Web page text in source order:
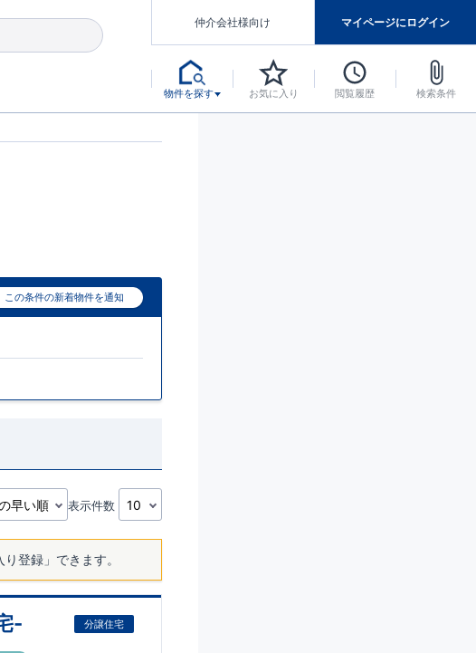
仲介会社様向け マイページにログイン
物件を探す お気に入り 閲覧履歴 検索条件
この条件の新着物件を通知
表示件数
登録」できます。
- 分譲住宅